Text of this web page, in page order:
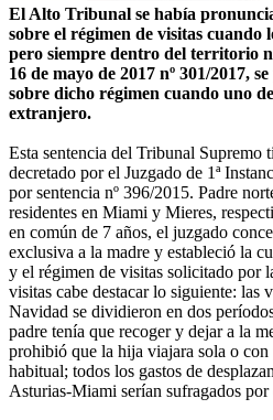
El Alto Tribunal se había
sobre el régimen de visitas cuando
pero siempre dentro del territorio
16 de mayo de 2017 nº 301/2017,
sobre dicho régimen cuando uno
extranjero.
Esta sentencia del Tribunal Supremo
decretado por el Juzgado de 1ª
por sentencia nº 396/2015. Padre
residentes en Miami y Mieres,
en común de 7 años, el juzgado
exclusiva a la madre y estableció la
y el régimen de visitas solicitado por
visitas cabe destacar lo siguiente: las
Navidad se dividieron en dos
padre tenía que recoger y dejar a la
prohibió que la hija viajara sola o con
habitual; todos los gastos de
Asturias-Miami serían sufragados por